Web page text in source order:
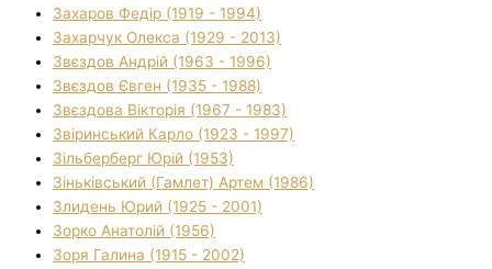
Захаров Федір (1919 - 1994)
Захарчук Олекса (1929 - 2013)
Звєздов Андрій (1963 - 1996)
Звєздов Євген (1935 - 1988)
Звєздова Вікторія (1967 - 1983)
Звіринський Карло (1923 - 1997)
Зільберберг Юрій (1953)
Зіньківський (Гамлет) Артем (1986)
Злидень Юрий (1925 - 2001)
Зорко Анатолій (1956)
Зоря Галина (1915 - 2002)